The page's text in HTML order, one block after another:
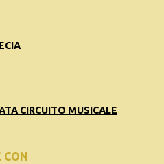
CIRCUITO MUSICALE